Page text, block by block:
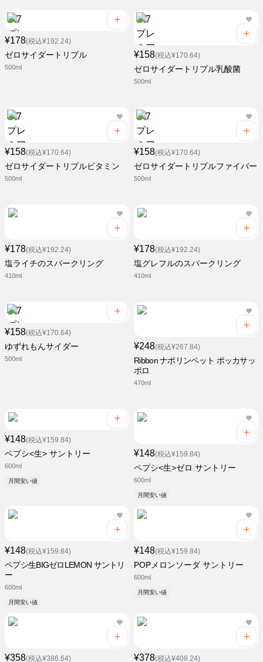
¥178(税込¥192.24)
ゼロサイダートリプル
500ml
¥158(税込¥170.64)
ゼロサイダートリプル乳酸菌
500ml
¥158(税込¥170.64)
ゼロサイダートリプルビタミン
500ml
¥158(税込¥170.64)
ゼロサイダートリプルファイバー
500ml
¥178(税込¥192.24)
塩ライチのスパークリング
410ml
¥178(税込¥192.24)
塩グレフルのスパークリング
410ml
¥158(税込¥170.64)
ゆずれもんサイダー
500ml
¥248(税込¥267.84)
Ribbon ナポリンペット ポッカサッ
ポロ
470ml
¥148(税込¥159.84)
ペプシ<生> サントリー
600ml
月間安い値
¥148(税込¥159.84)
ペプシ<生>ゼロ サントリー
600ml
月間安い値
¥148(税込¥159.84)
ペプシ生BIGゼロLEMON サントリ
ー
600ml
月間安い値
¥148(税込¥159.84)
POPメロンソーダ サントリー
600ml
月間安い値
¥358(税込¥386.64) ¥378(税込¥408.24)